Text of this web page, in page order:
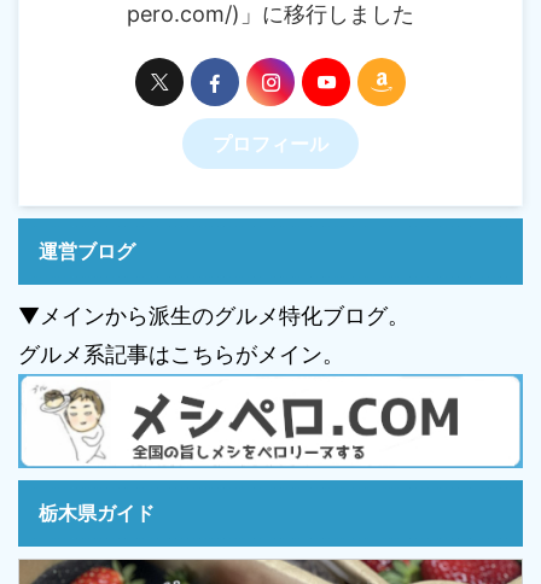
pero.com/)」に移行しました
プロフィール
運営ブログ
▼メインから派生のグルメ特化ブログ。
グルメ系記事はこちらがメイン。
栃木県ガイド